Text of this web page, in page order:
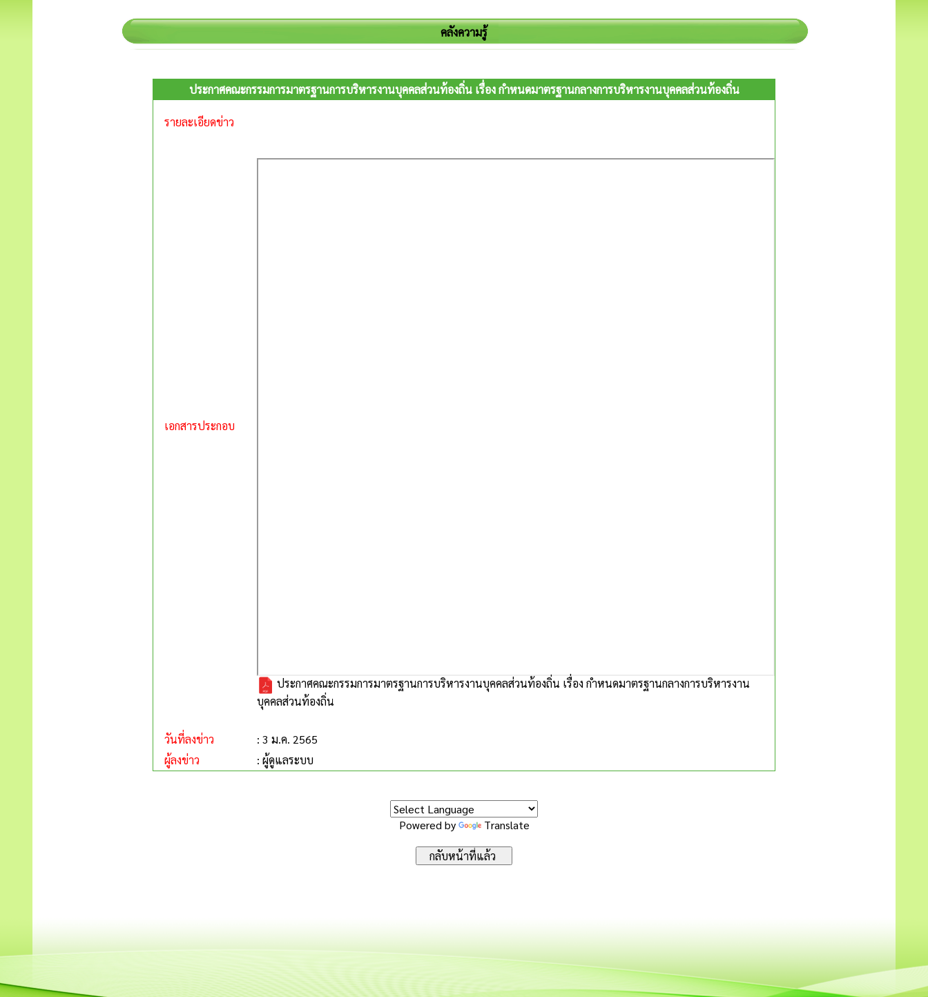
คลังความรู้
ประกาศคณะกรรมการมาตรฐานการบริหารงานบุคคลส่วนท้องถิ่น เรื่อง กำหนดมาตรฐานกลางการบริหารงานบุคคลส่วนท้องถิ่น
รายละเอียดข่าว
เอกสารประกอบ
ประกาศคณะกรรมการมาตรฐานการบริหารงานบุคคลส่วนท้องถิ่น เรื่อง กำหนดมาตรฐานกลางการบริหารงาน
บุคคลส่วนท้องถิ่น
วันที่ลงข่าว
: 3 ม.ค. 2565
ผู้ลงข่าว
: ผู้ดูแลระบบ
Powered by Translate